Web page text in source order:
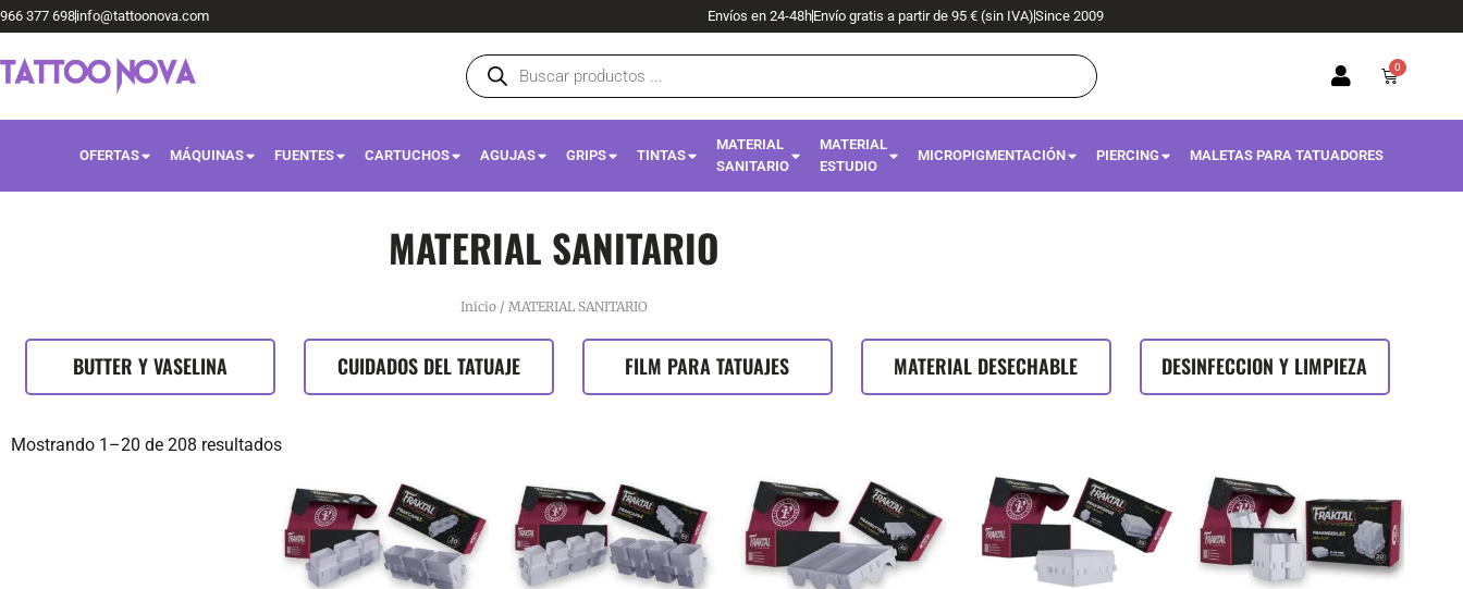
Ir
contenido
966 377 698info@tattoonova.com Envíos en 24-48hEnvío gratis a partir de 95 € (sin IVA)Since 2009
Búsqueda
de
productos
0
Carrito
OFERTAS MÁQUINAS FUENTES CARTUCHOS AGUJAS GRIPS TINTAS
MATERIAL
SANITARIO
MATERIAL
ESTUDIO
MICROPIGMENTACIÓN PIERCING MALETAS PARA TATUADORES
MATERIAL SANITARIO
Inicio/ MATERIAL SANITARIO
BUTTER Y VASELINA CUIDADOS DEL TATUAJE FILM PARA TATUAJES MATERIAL DESECHABLE DESINFECCION Y LIMPIEZA
Mostrando 1–20 de 208 resultados